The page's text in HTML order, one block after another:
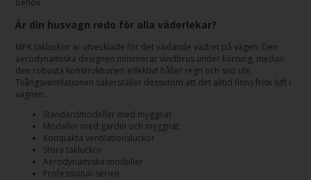
Är din husvagn redo för alla väderlekar?
MPK takluckor är utvecklade för det växlande vädret på vägen. Den
aerodynamiska designen minimerar vindbrus under körning, medan
den robusta konstruktionen effektivt håller regn och snö ute.
Tvångsventilationen säkerställer dessutom att det alltid finns frisk luft i
vagnen.
Standardmodeller med myggnät
Modeller med gardin och myggnät
Kompakta ventilationsluckor
Stora takluckor
Aerodynamiska modeller
Professional-serien